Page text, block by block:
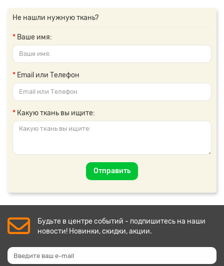
Не нашли нужную ткань?
Ваше имя:
Email или Телефон
Какую ткань вы ищите:
Отправить
Будьте в центре событий - подпишитесь на наши
новости! Новинки, скидки, акции.